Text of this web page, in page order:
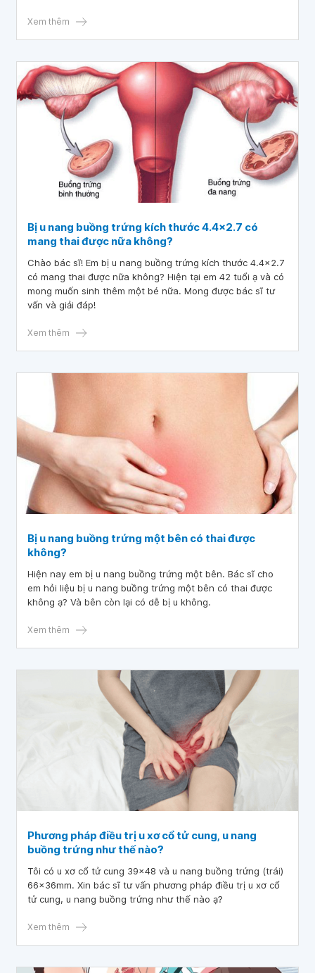
Xem thêm
Bị u nang buồng trứng kích thước 4.4×2.7 có
mang thai được nữa không?
Chào bác sĩ! Em bị u nang buồng trứng kích thước 4.4×2.7
có mang thai được nữa không? Hiện tại em 42 tuổi ạ và có
mong muốn sinh thêm một bé nữa. Mong được bác sĩ tư
vấn và giải đáp!
Xem thêm
Bị u nang buồng trứng một bên có thai được
không?
Hiện nay em bị u nang buồng trứng một bên. Bác sĩ cho
em hỏi liệu bị u nang buồng trứng một bên có thai được
không ạ? Và bên còn lại có dễ bị u không.
Xem thêm
Phương pháp điều trị u xơ cổ tử cung, u nang
buồng trứng như thế nào?
Tôi có u xơ cổ tử cung 39x48 và u nang buồng trứng (trái)
66x36mm. Xin bác sĩ tư vấn phương pháp điều trị u xơ cổ
tử cung, u nang buồng trứng như thế nào ạ?
Xem thêm